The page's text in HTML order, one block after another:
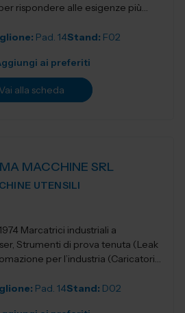
rispondere alle esigenze più
Pad. 14Stand: F02
ai preferiti
Vai alla scheda
MACCHINE SRL
UTENSILI
Marcatrici industriali a
Strumenti di prova tenuta (Leak
per l’industria (Caricatori,
Pad. 14Stand: D02